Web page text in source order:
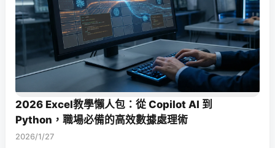
2026 Excel教學懶人包：從 Copilot AI 到
Python，職場必備的高效數據處理術
2026/1/27